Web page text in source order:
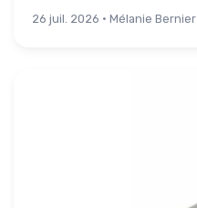
26 juil. 2026 · Mélanie Bernier